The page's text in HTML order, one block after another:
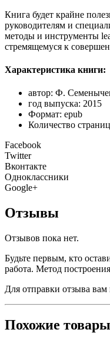
Книга будет крайне
руководителям и
методы и инструменты
стремящемуся к
Характеристика книги:
автор: Ф.
год выпуска: 2015
Формат: epub
Количество
Facebook
Twitter
Вконтакте
Одноклассники
Google+
Отзывы
Отзывов пока нет.
Будьте первым, кто
работа. Метод
Для отправки отзыва вам
Похожие товары